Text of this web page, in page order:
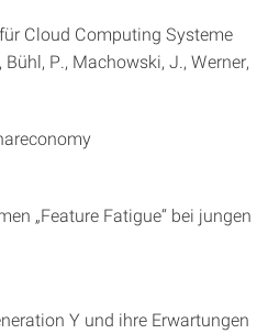
Cloud Computing Systeme
P., Machowski, J., Werner,
„Feature Fatigue“ bei jungen
Y und ihre Erwartungen